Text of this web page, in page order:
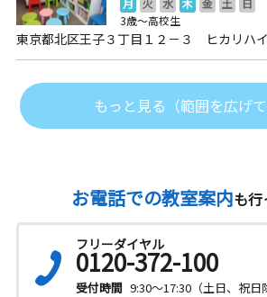
月 火 水 木 金 土
日
3歳～高校生
東京都北区王子３丁目１２－３ ヒカリハ
もっと見る（範囲を広げて
お電話での教室案内も行
フリーダイヤル
0120-372-100
受付時間 9:30～17:30（土日、祝日